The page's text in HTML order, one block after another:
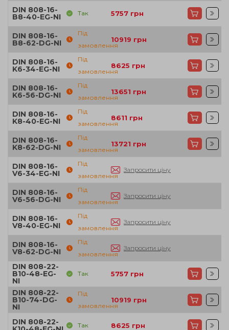
DIN 808-16-
B8-40-EG-NI Так 5757 грн
DIN 808-16-
B8-62-DG-NI
Під
замовлення
10919 грн
DIN 808-16-
K6-34-EG-NI
Під
замовлення
8625 грн
DIN 808-16-
K6-56-DG-NI
Під
замовлення
13651 грн
DIN 808-16-
K8-40-EG-NI
Під
замовлення
8611 грн
DIN 808-16-
K8-62-DG-NI
Під
замовлення
13721 грн
DIN 808-16-
V6-34-EG-NI
Під
замовлення
Запросити ціну
DIN 808-16-
V6-56-DG-NI
Під
замовлення
Запросити ціну
DIN 808-16-
V8-40-EG-NI
Під
замовлення
Запросити ціну
DIN 808-16-
V8-62-DG-NI
Під
замовлення
Запросити ціну
DIN 808-22-
B10-48-EG-
NI
Так 5757 грн
DIN 808-22-
B10-74-DG-
NI
Під
замовлення
10919 грн
DIN 808-22- Так 8625 грн